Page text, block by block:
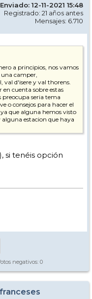
Enviado: 12-11-2021 15:48
Registrado: 21 años antes
Mensajes: 6.710
a principios, nos vamos
una camper,
d'isere y val thorens.
en cuenta sobre estas
preocupa seria tema
o consejos para hacer el
que alguna hemos visto
alguna estacion que haya
si tenéis opción
negativos: 0